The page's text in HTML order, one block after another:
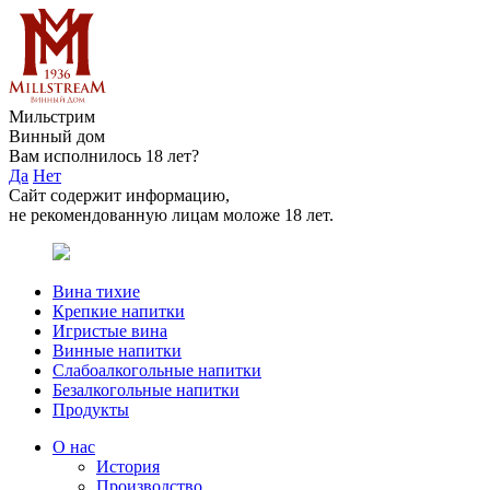
Мильстрим
Винный дом
Вам исполнилось 18 лет?
Да Нет
Сайт содержит информацию,
не рекомендованную лицам моложе 18 лет.
Вина тихие
Крепкие напитки
Игристые вина
Винные напитки
Слабоалкогольные напитки
Безалкогольные напитки
Продукты
О нас
История
Производство